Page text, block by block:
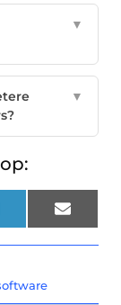
▼
▼
Email